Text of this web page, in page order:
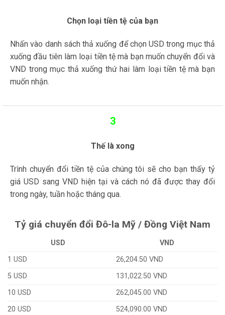
Chọn loại tiền tệ của bạn
Nhấn vào danh sách thả xuống để chọn USD trong mục thả
xuống đầu tiên làm loại tiền tệ mà bạn muốn chuyển đổi và
VND trong mục thả xuống thứ hai làm loại tiền tệ mà bạn
muốn nhận.
3
Thế là xong
Trình chuyển đổi tiền tệ của chúng tôi sẽ cho bạn thấy tỷ
giá USD sang VND hiện tại và cách nó đã được thay đổi
trong ngày, tuần hoặc tháng qua.
Tỷ giá chuyển đổi Đô-la Mỹ / Đồng Việt Nam
USD
VND
1 USD
26,204.50 VND
5 USD
131,022.50 VND
10 USD
262,045.00 VND
20 USD
524,090.00 VND